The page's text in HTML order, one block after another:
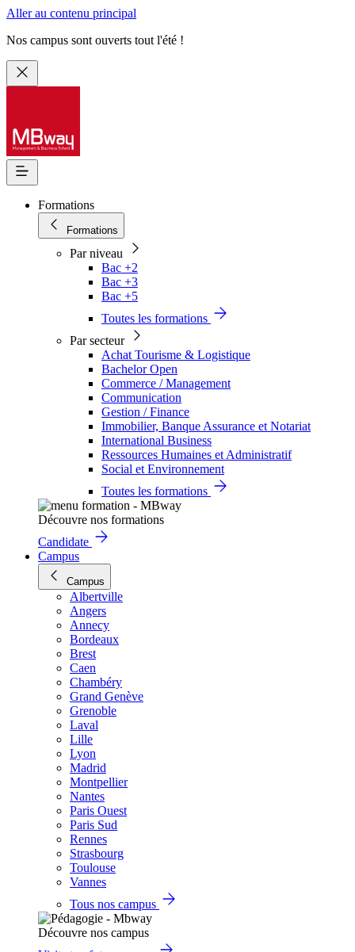
Aller au contenu principal
Nos campus sont ouverts tout l'été !
Formations
Formations
Par niveau
Bac +2
Bac +3
Bac +5
Toutes les formations
Par secteur
Achat Tourisme & Logistique
Bachelor Open
Commerce / Management
Communication
Gestion / Finance
Immobilier, Banque Assurance et Notariat
International Business
Ressources Humaines et Administratif
Social et Environnement
Toutes les formations
Découvre nos formations
Candidate
Campus
Campus
Albertville
Angers
Annecy
Bordeaux
Brest
Caen
Chambéry
Grand Genève
Grenoble
Laval
Lille
Lyon
Madrid
Montpellier
Nantes
Paris Ouest
Paris Sud
Rennes
Strasbourg
Toulouse
Vannes
Tous nos campus
Découvre nos campus